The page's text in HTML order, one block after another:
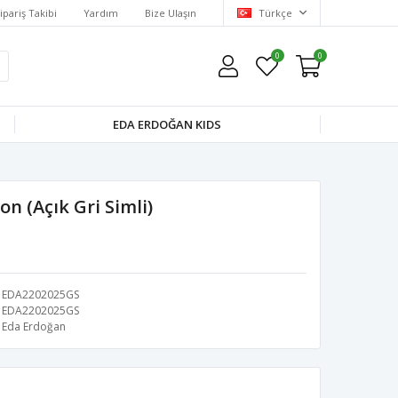
Takibi Yardım Bize Ulaşın Türkçe
0 0
EDA ERDOĞAN KIDS
(Açık Gri Simli)
EDA2202025GS
EDA2202025GS
Eda Erdoğan